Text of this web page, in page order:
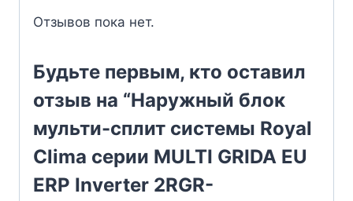
Отзывов пока нет.
Будьте первым, кто оставил
отзыв на “Наружный блок
мульти-сплит системы Royal
Clima серии MULTI GRIDA EU
ERP Inverter 2RGR-